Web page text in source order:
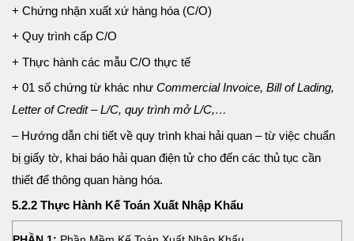
+ Chứng nhận xuất xứ hàng hóa (C/O)
+ Quy trình cấp C/O
+ Thực hành các mẫu C/O thực tế
+ 01 số chứng từ khác như Commercial Invoice, Bill of Lading,
Letter of Credit – L/C, quy trình mở L/C,…
– Hướng dẫn chi tiết về quy trình khai hải quan – từ việc chuẩn
bị giấy tờ, khai báo hải quan điện tử cho đến các thủ tục cần
thiết để thông quan hàng hóa.
5.2.2 Thực Hành Kế Toán Xuất Nhập Khẩu